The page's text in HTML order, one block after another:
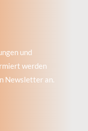
und
werden
Newsletter an.